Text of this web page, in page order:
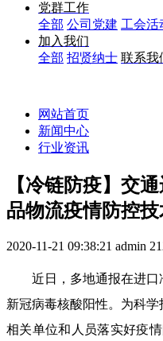
党群工作
全部 公司党建 工会活
加入我们
全部 招贤纳士 联系我
网站首页
新闻中心
行业资讯
【冷链防疫】交
品物流疫情防控
2020-11-21 09:38:21 admin
近日，多地通报在进
新冠病毒核酸阳性。为科
相关单位和人员落实好疫